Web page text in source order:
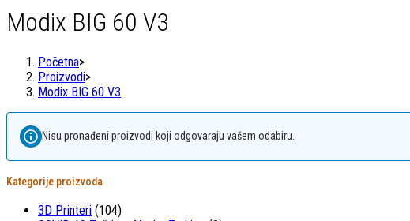
Modix BIG 60 V3
Početna>
Proizvodi>
Modix BIG 60 V3
Nisu pronađeni proizvodi koji odgovaraju vašem odabiru.
Kategorije proizvoda
3D Printeri (104)